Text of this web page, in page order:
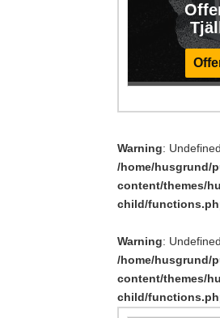
Warning:
/home/husgrund/
content/themes/
child/
Warning:
/home/husgrund/
content/themes/
child/